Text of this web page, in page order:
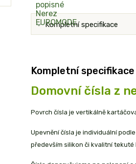
Kompletní specifikace
Kompletní specifikace
Domovní čísla z
Povrch čísla je vertikálně
Upevnění čísla je individuální
především silikon či kvalitní tekuté